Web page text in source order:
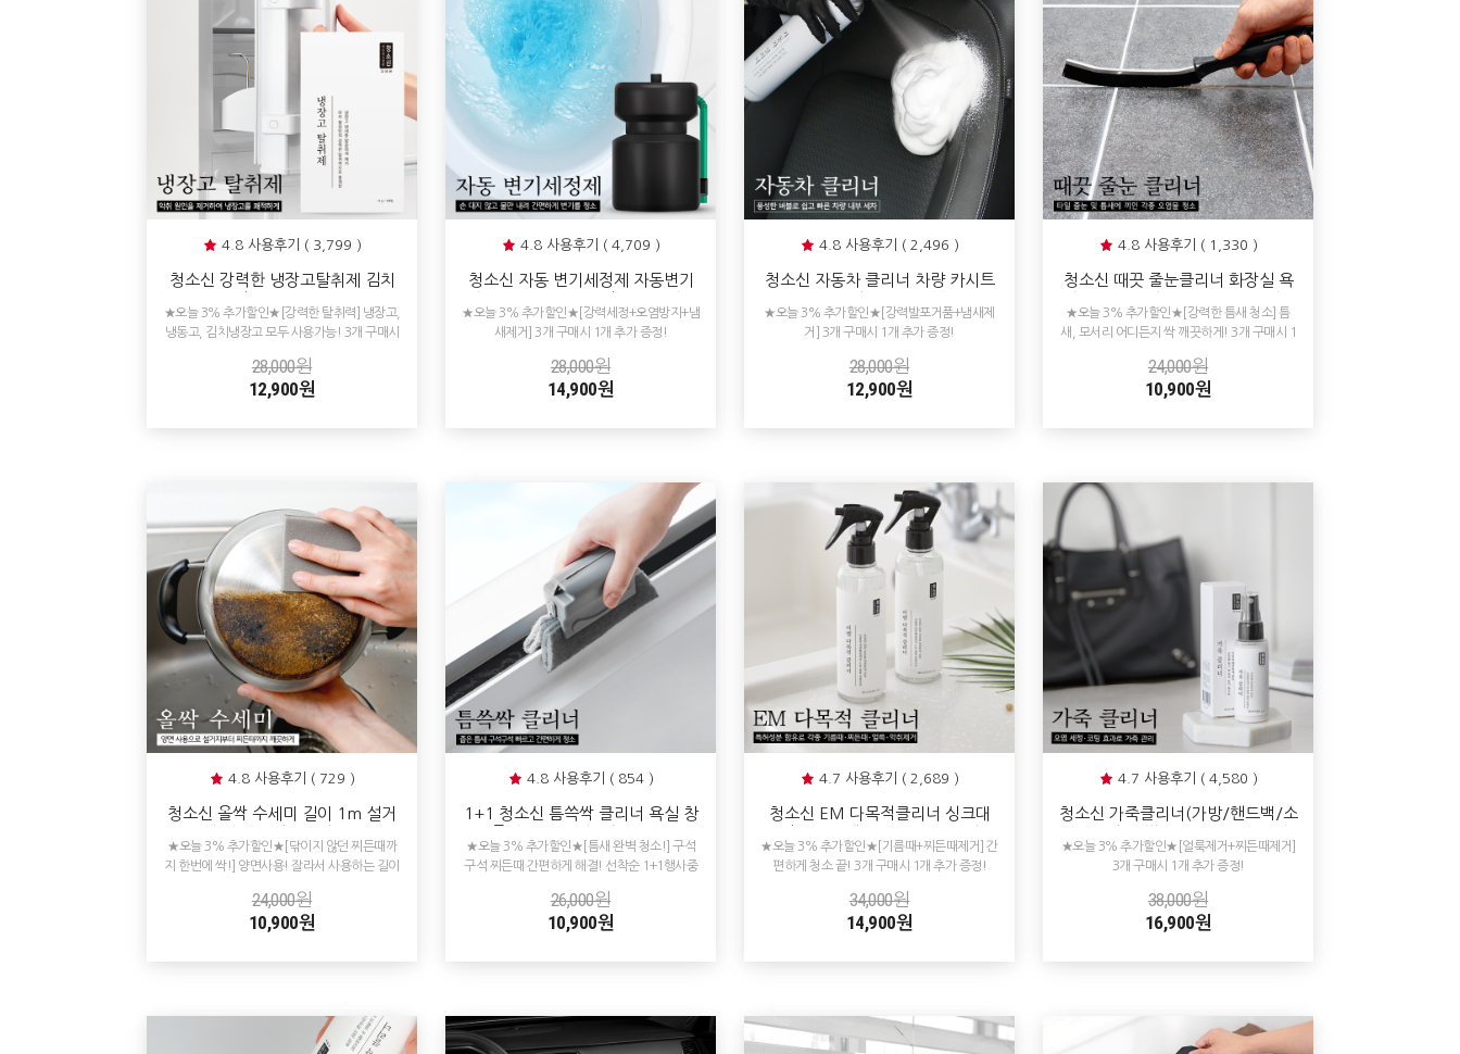
4.8 사용후기 ( 3,799 )
청소신 강력한 냉장고탈취제 김치
★오늘 3% 추가할인★[강력한 탈취력] 냉장고,
냉동고, 김치냉장고 모두 사용가능! 3개 구매시
28,000원
12,900원
4.8 사용후기 ( 4,709 )
청소신 자동 변기세정제 자동변기
찌든때제거 세척제
★오늘 3% 추가할인★[강력세정+오염방지+냄
새제거] 3개 구매시 1개 추가 증정!
28,000원
14,900원
4.8 사용후기 ( 2,496 )
청소신 자동차 클리너 차량 카시트
실내청소 셀프 세차
★오늘 3% 추가할인★[강력발포거품+냄새제
거] 3개 구매시 1개 추가 증정!
28,000원
12,900원
4.8 사용후기 ( 1,330 )
청소신 때끗 줄눈클리너 화장실 욕
★오늘 3% 추가할인★[강력한 틈새 청소] 틈
새, 모서리 어디든지 싹 깨끗하게! 3개 구매시 1
24,000원
10,900원
4.8 사용후기 ( 729 )
청소신 올싹 수세미 길이 1m 설거
탄자국 제거
★오늘 3% 추가할인★[닦이지 않던 찌든때까
지 한번에 싹!] 양면사용! 잘라서 사용하는 길이
24,000원
10,900원
4.8 사용후기 ( 854 )
1+1 청소신 틈쓱싹 클리너 욕실 창
★오늘 3% 추가할인★[틈새 완벽 청소!] 구석
구석 찌든때 간편하게 해결! 선착순 1+1행사중
26,000원
10,900원
4.7 사용후기 ( 2,689 )
청소신 EM 다목적클리너 싱크대
국 세척 청소 기름때제거
★오늘 3% 추가할인★[기름때+찌든때제거] 간
편하게 청소 끝! 3개 구매시 1개 추가 증정!
34,000원
14,900원
4.7 사용후기 ( 4,580 )
청소신 가죽클리너(가방/핸드백/소
소/천연가죽클리너/얼룩때제거세
척/가죽얼룩닦는법)
★오늘 3% 추가할인★[얼룩제거+찌든때제거]
3개 구매시 1개 추가 증정!
38,000원
16,900원